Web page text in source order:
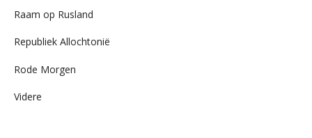
Raam op Rusland
Republiek Allochtonië
Rode Morgen
Videre